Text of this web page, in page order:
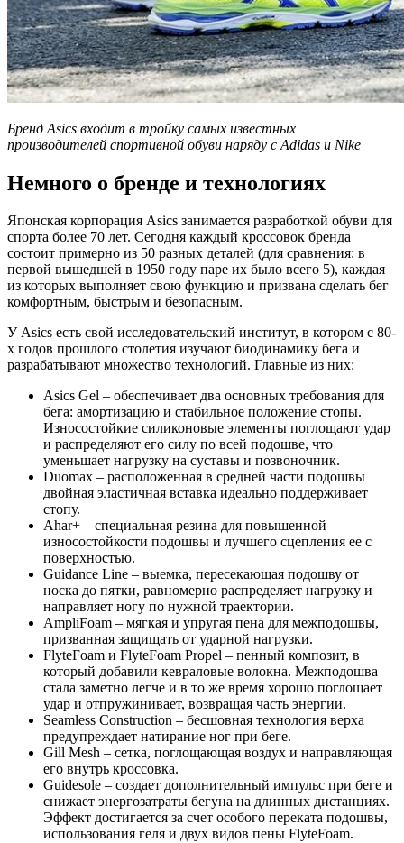
Бренд Asics входит в тройку самых известных
производителей спортивной обуви наряду с Adidas и Nike
Немного о бренде и технологиях
Японская корпорация Asics занимается разработкой обуви для
спорта более 70 лет. Сегодня каждый кроссовок бренда
состоит примерно из 50 разных деталей (для сравнения: в
первой вышедшей в 1950 году паре их было всего 5), каждая
из которых выполняет свою функцию и призвана сделать бег
комфортным, быстрым и безопасным.
У Asics есть свой исследовательский институт, в котором с 80-
х годов прошлого столетия изучают биодинамику бега и
разрабатывают множество технологий. Главные из них:
Asics Gel – обеспечивает два основных требования для
бега: амортизацию и стабильное положение стопы.
Износостойкие силиконовые элементы поглощают удар
и распределяют его силу по всей подошве, что
уменьшает нагрузку на суставы и позвоночник.
Duomax – расположенная в средней части подошвы
двойная эластичная вставка идеально поддерживает
стопу.
Ahar+ – специальная резина для повышенной
износостойкости подошвы и лучшего сцепления ее с
поверхностью.
Guidance Line – выемка, пересекающая подошву от
носка до пятки, равномерно распределяет нагрузку и
направляет ногу по нужной траектории.
AmpliFoam – мягкая и упругая пена для межподошвы,
призванная защищать от ударной нагрузки.
FlyteFoam и FlyteFoam Propel – пенный композит, в
который добавили кевраловые волокна. Межподошва
стала заметно легче и в то же время хорошо поглощает
удар и отпружинивает, возвращая часть энергии.
Seamless Construction – бесшовная технология верха
предупреждает натирание ног при беге.
Gill Mesh – сетка, поглощающая воздух и направляющая
его внутрь кроссовка.
Guidesole – создает дополнительный импульс при беге и
снижает энергозатраты бегуна на длинных дистанциях.
Эффект достигается за счет особого переката подошвы,
использования геля и двух видов пены FlyteFoam.